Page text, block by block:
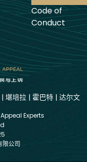
Code of
Conduct
| 堪培拉 | 霍巴特 | 达尔文
Experts
限公司